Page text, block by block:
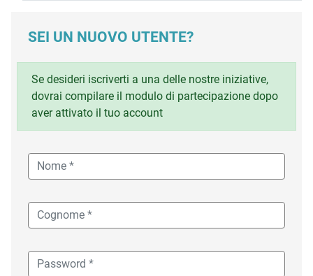
SEI UN NUOVO UTENTE?
Se desideri iscriverti a una delle nostre iniziative,
dovrai compilare il modulo di partecipazione dopo
aver attivato il tuo account